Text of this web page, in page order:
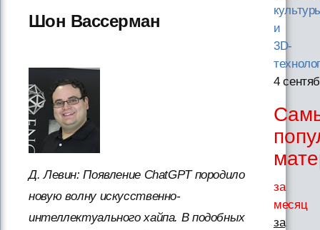
Шон Вассерман
Д. Левин: Появление ChatGPT породило
новую волну искусственно-
интеллектуального хайпа. В подобных
и
3D-
4
за
месяц
за